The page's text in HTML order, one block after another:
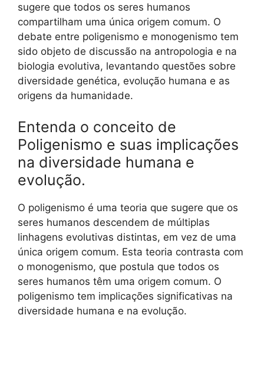
sugere que todos os seres humanos
compartilham uma única origem comum. O
debate entre poligenismo e monogenismo tem
sido objeto de discussão na antropologia e na
biologia evolutiva, levantando questões sobre
diversidade genética, evolução humana e as
origens da humanidade.
Entenda o conceito de
Poligenismo e suas implicações
na diversidade humana e
evolução.
O poligenismo é uma teoria que sugere que os
seres humanos descendem de múltiplas
linhagens evolutivas distintas, em vez de uma
única origem comum. Esta teoria contrasta com
o monogenismo, que postula que todos os
seres humanos têm uma origem comum. O
poligenismo tem implicações significativas na
diversidade humana e na evolução.